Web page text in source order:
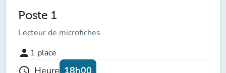
Poste 1
Lecteur de microfiches
person 1 place
18h00